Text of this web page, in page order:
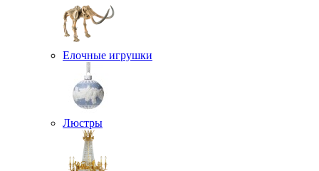
Елочные игрушки
Люстры